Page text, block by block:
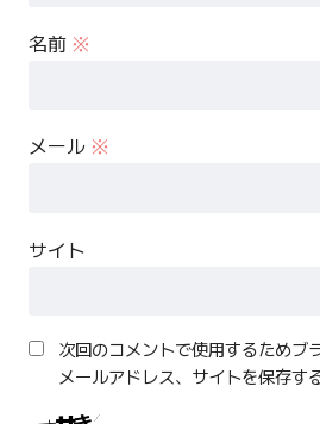
名前 ※
メール ※
サイト
次回のコメントで使用するためブ
メールアドレス、サイトを保存す